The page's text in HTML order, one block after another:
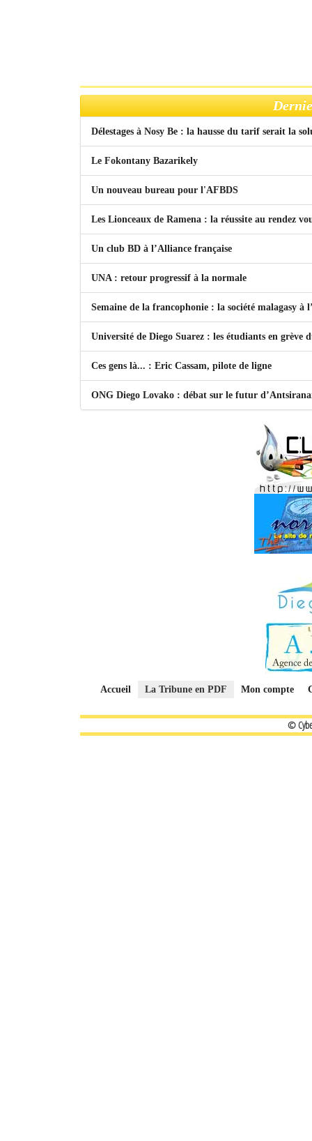
Délestages à Nosy Be : la hausse du tarif serait la
Le Fokontany Bazarikely
Un nouveau bureau pour l'AFBDS
Les Lionceaux de Ramena : la réussite au rendez
Un club BD à l’Alliance française
UNA : retour progressif à la normale
Semaine de la francophonie : la société malagasy à
Université de Diego Suarez : les étudiants en grève
Ces gens là... : Eric Cassam, pilote de ligne
ONG Diego Lovako : débat sur le futur
Accueil La Tribune en PDF Mon compte
©